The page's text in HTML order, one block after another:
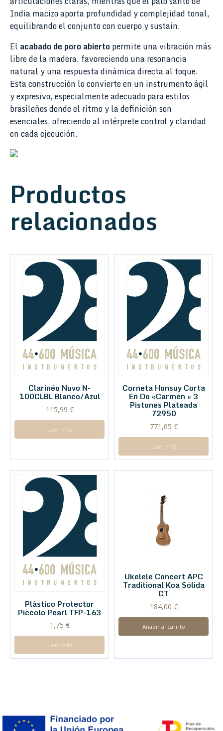
India macizo aporta profundidad y complejidad tonal,
equilibrando el conjunto con cuerpo y sustain.
El acabado de poro abiertopermite una vibración más
libre de la madera, favoreciendo una resonancia
natural y una respuesta dinámica directa al toque.
Esta construcción lo convierte en un instrumento ágil
y expresivo, especialmente adecuado para estilos
brasileños donde el ritmo y la definición son
esenciales, ofreciendo al intérprete control y claridad
en cada ejecución.
Productos
relacionados
Clarinéo Nuvo N-
100CLBL Blanco/Azul
115,99 €
Leer más
Corneta Honsuy Corta
En Do «Carmen » 3
Pistones Plateada
72950
771,65 €
Leer más
Plástico Protector
Piccolo Pearl TFP-163
1,75 €
Leer más
Ukelele Concert APC
Traditional Koa Sólida
CT
184,00 €
Añadir al carrito